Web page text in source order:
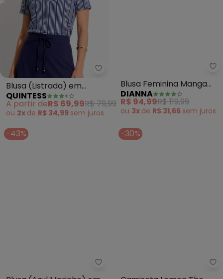
Quintess - Blusa (Listrada) em
Blusa (Listrada) em
Malha de Viscose
QUINTESS
A partir deR$ 69,99R$ 79,99
ou 2x de R$ 34,99 semjuros
Blusa Feminina Manga
Curta Lisa em Tricot
(Azul)
DIANNA
R$ 94,99R$ 119,99
ou 3x de R$ 31,66 semjuros
-43% -30%